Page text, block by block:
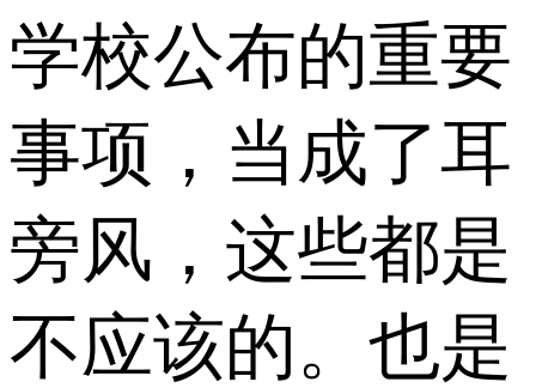
学校公布的重要
事项，当成了耳
旁风，这些都是
不应该的。也是